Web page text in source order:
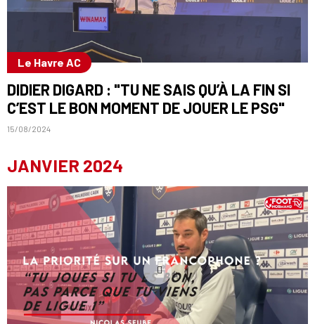
Le Havre AC
DIDIER DIGARD : "TU NE SAIS QU’À LA FIN SI
C’EST LE BON MOMENT DE JOUER LE PSG"
15/08/2024
JANVIER 2024